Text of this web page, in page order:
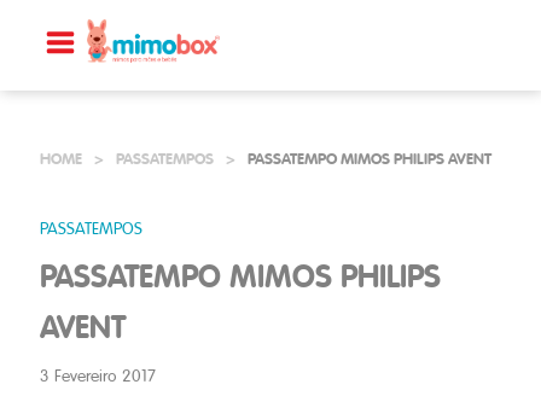
HOME > PASSATEMPOS > PASSATEMPO MIMOS PHILIPS AVENT
PASSATEMPOS
PASSATEMPO MIMOS PHILIPS
AVENT
3 Fevereiro 2017